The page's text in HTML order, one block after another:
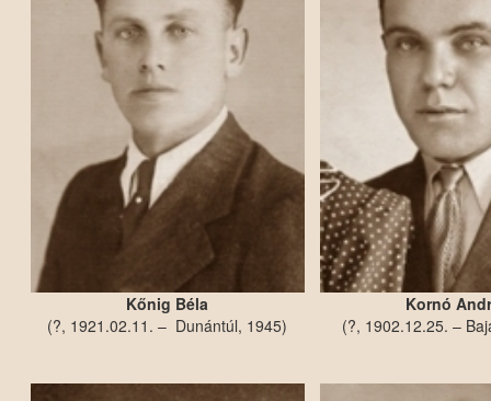
Kőnig Béla
(?, 1921.02.11. – Dunántúl, 1945)
Kornó
(?, 1902.12.25. –